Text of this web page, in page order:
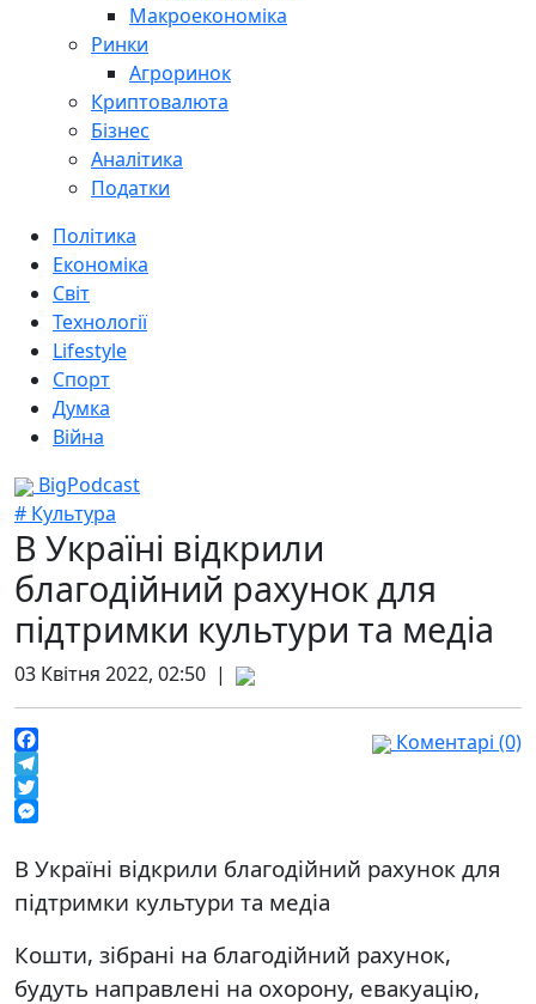
Макроекономіка
Ринки
Агроринок
Криптовалюта
Бізнес
Аналітика
Податки
Політика
Економіка
Світ
Технології
Lifestyle
Спорт
Думка
Війна
BigPodcast
# Культура
В Україні відкрили
благодійний рахунок для
підтримки культури та медіа
03 Квітня 2022, 02:50 |
Facebook
Telegram
Twitter
Коментарі (0)
В Україні відкрили благодійний рахунок для
підтримки культури та медіа
Кошти, зібрані на благодійний рахунок,
будуть направлені на охорону, евакуацію,